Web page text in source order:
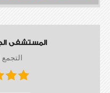
المستشفى